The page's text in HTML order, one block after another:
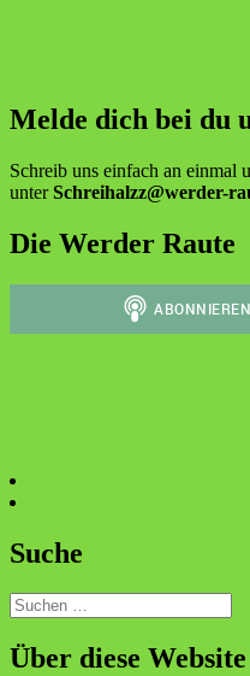
Melde dich bei du
Schreib uns einfach an einmal
unterSchreihalzz@werder-
Die Werder Raute
Suche
Suchen
nach:
Über diese Website